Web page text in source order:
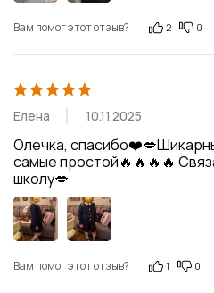
Вам помог этот отзыв? 2 0
Елена 10.11.2025
Олечка,
самые простой🔥🔥🔥🔥
школу💋
Вам помог этот отзыв? 1 0